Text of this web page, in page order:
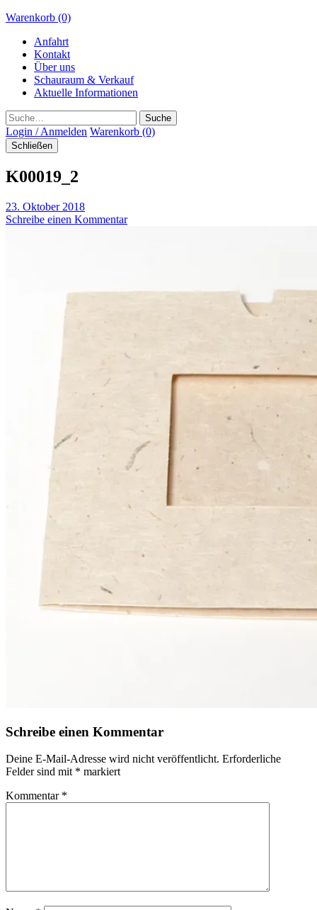
Warenkorb (0)
Anfahrt
Kontakt
Über uns
Schauraum & Verkauf
Aktuelle Informationen
Suche
Login / Anmelden Warenkorb (0)
Schließen
K00019_2
23. Oktober 2018
Schreibe einen Kommentar
Schreibe einen Kommentar
Deine E-Mail-Adresse wird nicht veröffentlicht. Erforderliche
Felder sind mit * markiert
Kommentar *